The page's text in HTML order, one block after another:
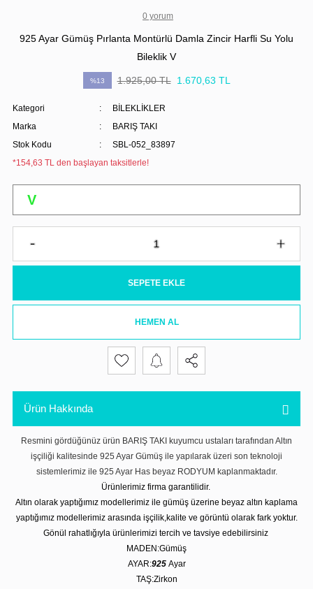
0 yorum
925 Ayar Gümüş Pırlanta Montürlü Damla Zincir Harfli Su Yolu
Bileklik V
%13 1.925,00 TL 1.670,63 TL
Kategori
BİLEKLİKLER
Marka
BARIŞ TAKI
Stok Kodu
SBL-052_83897
*154,63 TL den başlayan taksitlerle!
SEPETE EKLE
HEMEN AL
Ürün Hakkında
Resmini gördüğünüz ürün BARIŞ TAKI kuyumcu ustaları tarafından Altın
işçiliği kalitesinde 925 Ayar Gümüş ile yapılarak üzeri son teknoloji
sistemlerimiz ile 925 Ayar Has beyaz RODYUM kaplanmaktadır.
Ürünlerimiz firma garantilidir.
Altın olarak yaptığımız modellerimiz ile gümüş üzerine beyaz altın kaplama
yaptığımız modellerimiz arasında işçilik,kalite ve görüntü olarak fark yoktur.
Gönül rahatlığıyla ürünlerimizi tercih ve tavsiye edebilirsiniz
MADEN:Gümüş
AYAR:925 Ayar
TAŞ:Zirkon